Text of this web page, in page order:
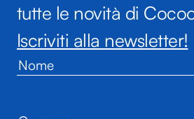
tutte le novità di
Iscriviti alla newsletter!